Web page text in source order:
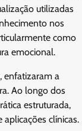
utilizadas
nos
como
emocional.
enfatizaram a
Ao longo dos
estruturada,
clínicas.